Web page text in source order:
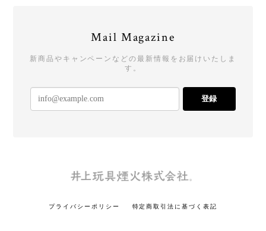
Mail Magazine
新商品やキャンペーンなどの最新情報をお届けいたしま
す。
登録
プライバシーポリシー 特定商取引法に基づく表記